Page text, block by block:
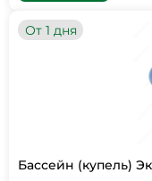
От 1 дня
Бассейн (купель)